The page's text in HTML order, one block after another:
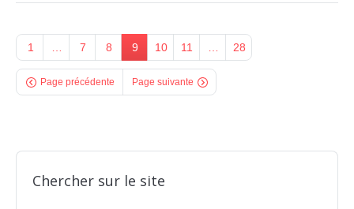
1 7 8 9 10 11 28
Page précédente Page suivante
Chercher sur le site